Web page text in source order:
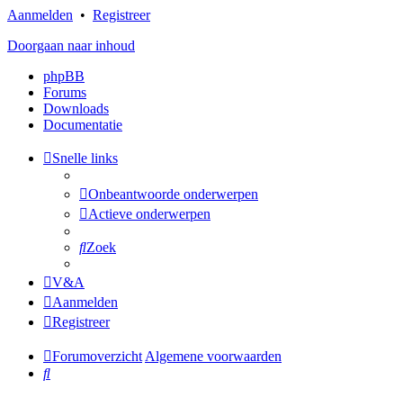
Aanmelden • Registreer
Doorgaan naar inhoud
phpBB
Forums
Downloads
Documentatie
Snelle links
Onbeantwoorde onderwerpen
Actieve onderwerpen
Zoek
V&A
Aanmelden
Registreer
Forumoverzicht Algemene voorwaarden
Zoek